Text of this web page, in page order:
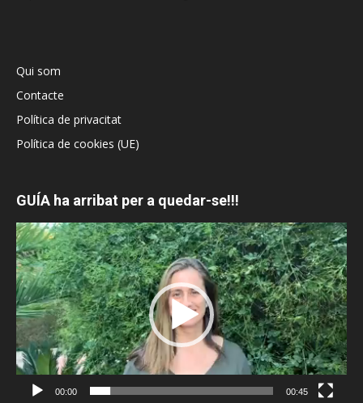
Qui som
Contacte
Política de privacitat
Política de cookies (UE)
GUÍA ha arribat per a quedar-se!!!
Reproductor
de
vídeo
00:00 00:45